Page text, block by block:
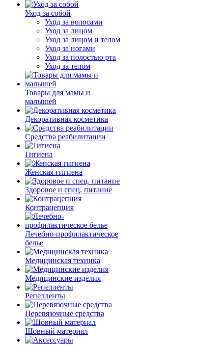
Уход за собой
Уход за волосами
Уход за лицом
Уход за лицом и телом
Уход за ногами
Уход за полостью рта
Уход за телом
Товары для мамы и
малышей
Декоративная косметика
Средства реабилитации
Гигиена
Женская гигиена
Здоровое и спец. питание
Контрацепция
Лечебно-профилактическое
белье
Медицинская техника
Медицинские изделия
Репелленты
Перевязочные средства
Шовный материал